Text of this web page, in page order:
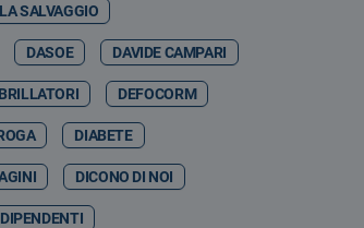
SALVAGGIO
DASOE DAVIDE CAMPARI
DEFOCORM
DIABETE
DICONO DI NOI
DIPENDENTI